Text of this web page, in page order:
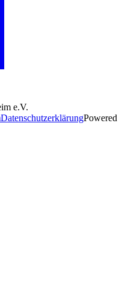
e.V.
DatenschutzerklärungPowered